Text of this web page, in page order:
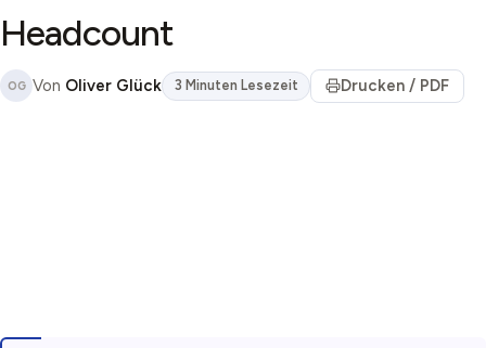
Headcount
OG Von Oliver Glück 3 Minuten Lesezeit Drucken / PDF